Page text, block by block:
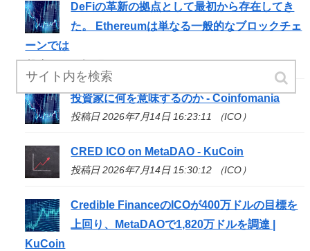
DeFiの革新の拠点として最初から存在してき
た。 Ethereumは単なる一般的なブロックチェ
ーンでは
投稿日 2026年7月14日 18:02:05 （ICO）
投資家に何を意味するのか - Coinfomania
投稿日 2026年7月14日 16:23:11 （ICO）
CRED ICO on MetaDAO - KuCoin
投稿日 2026年7月14日 15:30:12 （ICO）
Credible Financeの ICOが400万ドルの目標を
上回り、MetaDAOで1,820万ドルを調達 |
KuCoin